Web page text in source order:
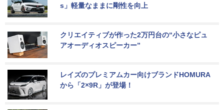
s」軽量なままに剛性を向上
クリエイティブが作った2万円台の“小さなピュ
アオーディオスピーカー”
レイズのプレミアムカー向けブランドHOMURA
から「2×9R」が登場！